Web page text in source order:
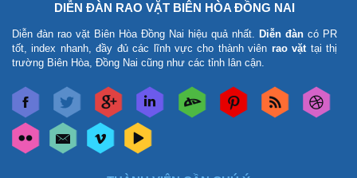
DIỄN ĐÀN RAO VẶT BIÊN HÒA ĐỒNG NAI
Diễn đàn rao vặt Biên Hòa Đồng Nai hiệu quả nhất. Diễn đàn có PR
tốt, index nhanh, đầy đủ các lĩnh vực cho thành viên rao vặt tại thị
trường Biên Hòa, Đồng Nai cũng như các tỉnh lân cận.